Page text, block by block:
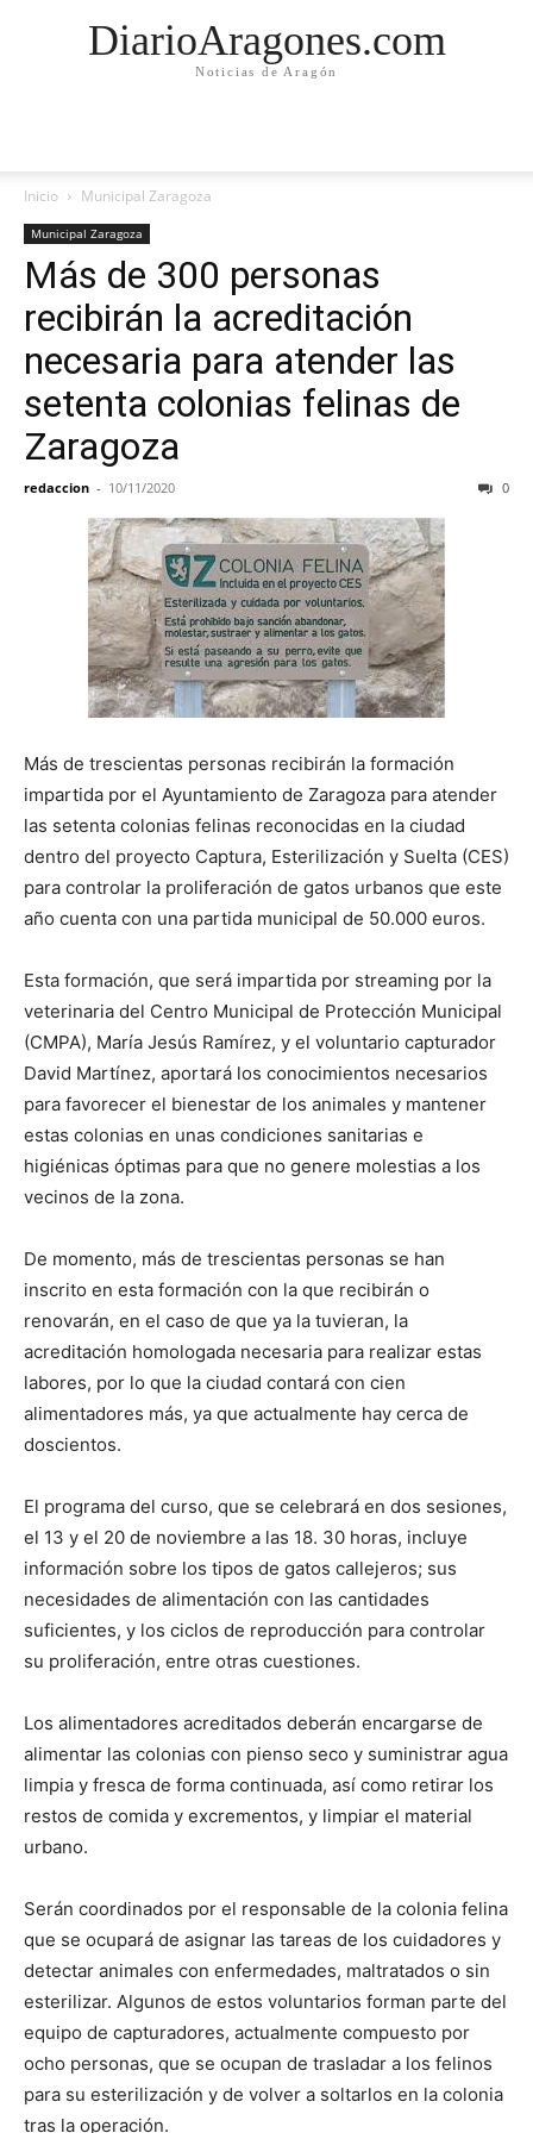
DiarioAragones.com
Noticias de Aragón
Inicio Municipal Zaragoza
Municipal Zaragoza
Más de 300 personas
recibirán la acreditación
necesaria para atender las
setenta colonias felinas de
Zaragoza
redaccion - 10/11/2020 0
Más de trescientas personas recibirán la formación
impartida por el Ayuntamiento de Zaragoza para atender
las setenta colonias felinas reconocidas en la ciudad
dentro del proyecto Captura, Esterilización y Suelta (CES)
para controlar la proliferación de gatos urbanos que este
año cuenta con una partida municipal de 50.000 euros.
Esta formación, que será impartida por streaming por la
veterinaria del Centro Municipal de Protección Municipal
(CMPA), María Jesús Ramírez, y el voluntario capturador
David Martínez, aportará los conocimientos necesarios
para favorecer el bienestar de los animales y mantener
estas colonias en unas condiciones sanitarias e
higiénicas óptimas para que no genere molestias a los
vecinos de la zona.
De momento, más de trescientas personas se han
inscrito en esta formación con la que recibirán o
renovarán, en el caso de que ya la tuvieran, la
acreditación homologada necesaria para realizar estas
labores, por lo que la ciudad contará con cien
alimentadores más, ya que actualmente hay cerca de
doscientos.
El programa del curso, que se celebrará en dos sesiones,
el 13 y el 20 de noviembre a las 18. 30 horas, incluye
información sobre los tipos de gatos callejeros; sus
necesidades de alimentación con las cantidades
suficientes, y los ciclos de reproducción para controlar
su proliferación, entre otras cuestiones.
Los alimentadores acreditados deberán encargarse de
alimentar las colonias con pienso seco y suministrar agua
limpia y fresca de forma continuada, así como retirar los
restos de comida y excrementos, y limpiar el material
urbano.
Serán coordinados por el responsable de la colonia felina
que se ocupará de asignar las tareas de los cuidadores y
detectar animales con enfermedades, maltratados o sin
esterilizar. Algunos de estos voluntarios forman parte del
equipo de capturadores, actualmente compuesto por
ocho personas, que se ocupan de trasladar a los felinos
para su esterilización y de volver a soltarlos en la colonia
tras la operación.